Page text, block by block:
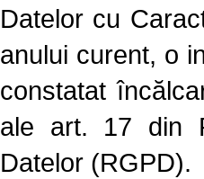
Datelor cu
anului curent, o
constatat
ale art. 17 din
Datelor (RGPD).